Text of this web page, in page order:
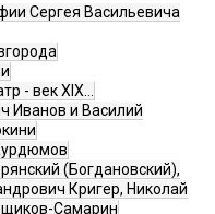
Сергея Васильевича
- век XIX…
Иванов и Василий
(Богдановский),
Кригер, Николай
Самарин